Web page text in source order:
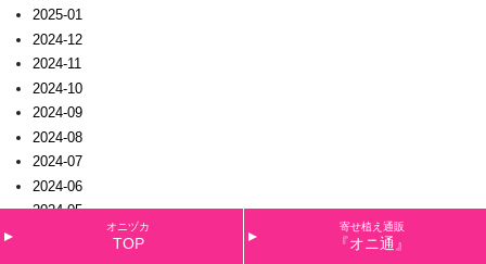
2025-01
2024-12
2024-11
2024-10
2024-09
2024-08
2024-07
2024-06
2024-05
オニヅカ
TOP
寄せ植え通販
『オニ通』